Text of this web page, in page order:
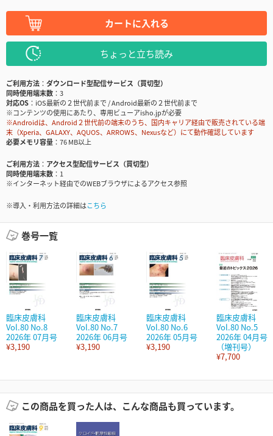
カートに入れる
ちょっと立ち読み
ご利用方法
ダウンロード型配信サービス（買切型）
同時使用端末数
3
対応OS
iOS最新の２世代前まで / Android最新の２世代前まで
※コンテンツの使用にあたり、専用ビューアisho.jpが必要
※Androidは、Android２世代前の端末のうち、国内キャリア経由で販売されている端
末（Xperia、GALAXY、AQUOS、ARROWS、Nexusなど）にて動作確認しています
必要メモリ容量
76 MB以上
ご利用方法
アクセス型配信サービス（買切型）
同時使用端末数
1
※インターネット経由でのWEBブラウザによるアクセス参照
※導入・利用方法の詳細はこちら
巻号一覧
臨床皮膚科
Vol.80 No.8
2026年 07月号
¥3,190
臨床皮膚科
Vol.80 No.7
2026年 06月号
¥3,190
臨床皮膚科
Vol.80 No.6
2026年 05月号
¥3,190
臨床皮膚科
Vol.80 No.5
2026年 04月号
（増刊号）
¥7,700
この商品を買った人は、こんな商品も買っています。